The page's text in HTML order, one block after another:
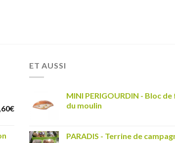
€
ET AUSSI
MINI PERIGOURDIN - Bloc
du moulin
PARADIS - Terrine de